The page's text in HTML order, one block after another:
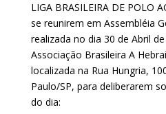
LIGA BRASILEIRA DE POLO
se reunirem em Assembléia
realizada no dia 30 de Abril
Associação Brasileira A
localizada na Rua Hungria,
Paulo/SP, para deliberarem
do dia: